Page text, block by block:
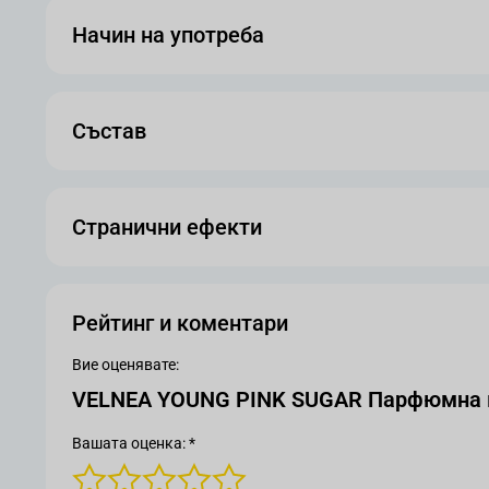
Начин на употреба
Състав
Странични ефекти
Рейтинг и коментари
Вие оценявате:
VELNEA YOUNG PINK SUGAR
Вашата оценка: *